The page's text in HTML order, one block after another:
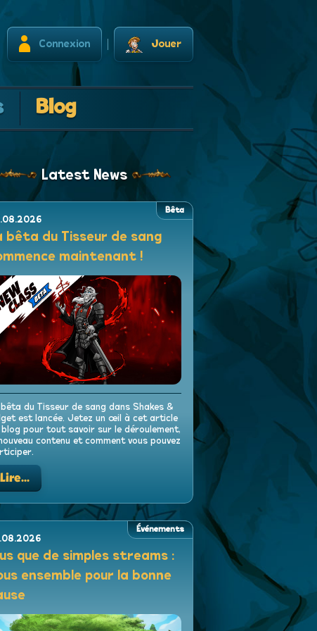
Connexion Jouer
Blog
Latest News
bêta du Tisseur de sang
maintenant !
bêta du Tisseur de sang dans Shakes &
est lancée. Jetez un œil à cet article
blog pour tout savoir sur le déroulement,
contenu et comment vous pouvez
Bêta
Lire...
que de simples streams :
ensemble pour la bonne
Événements